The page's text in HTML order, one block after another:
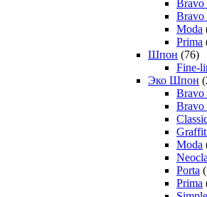
Bravo
Bravo
Moda
Prima
Шпон (76)
Fine-
Эко Шпон
Bravo
Bravo
Moda
Porta
Prima